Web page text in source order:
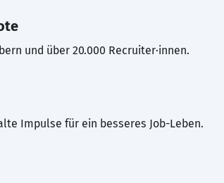
und über 20.000 Recruiter·innen.
Impulse für ein besseres Job-Leben.